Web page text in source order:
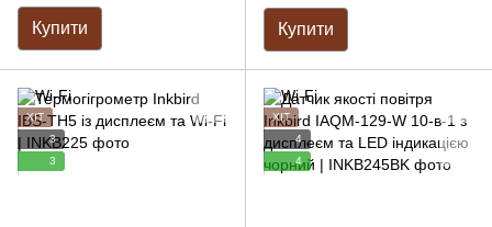
Температурний щуп NTC
Купити
розетки 10А
Купити
ХІТ
3
3
ХІТ
4
4